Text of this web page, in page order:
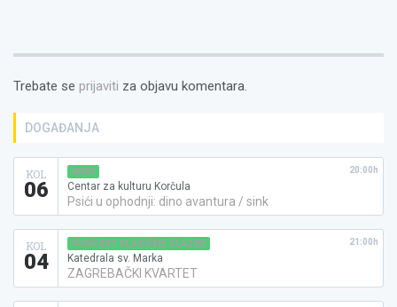
Trebate se prijaviti za objavu komentara.
DOGAĐANJA
KOL
06
KINO
Centar za kulturu Korčula
Psići u ophodnji: dino avantura / sink
20:00h
KOL
04
KONCERT KLASIČNE GLAZBE
Katedrala sv. Marka
ZAGREBAČKI KVARTET
21:00h